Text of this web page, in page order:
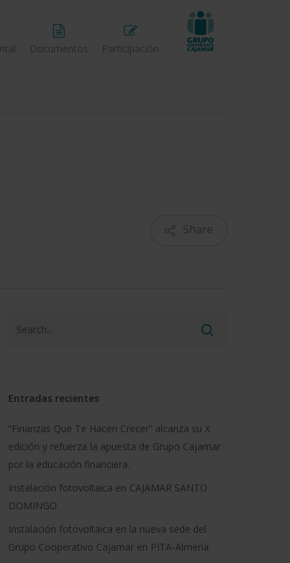
Documentos Participación
Share
Entradas recientes
“Finanzas Que Te Hacen Crecer” alcanza su X
edición y refuerza la apuesta de Grupo Cajamar
por la educación financiera.
Instalación fotovoltaica en CAJAMAR SANTO
DOMINGO
Instalación fotovoltaica en la nueva sede del
Grupo Cooperativo Cajamar en PITA-Almería